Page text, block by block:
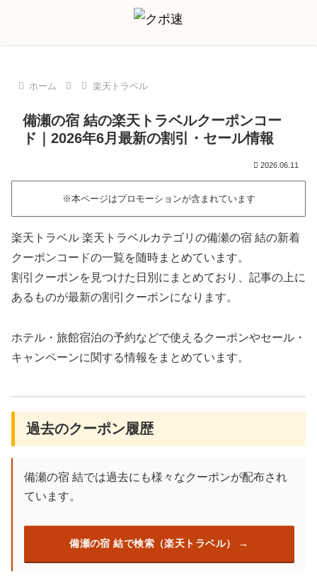
ホーム 楽天トラベル
備瀬の宿 結の楽天トラベルクーポンコー
ド｜2026年6月最新の割引・セール情報
2026.06.11
※本ページはプロモーションが含まれています
楽天トラベル 楽天トラベルカテゴリの備瀬の宿 結の新着
クーポンコードの一覧を随時まとめています。
割引クーポンを見つけた日別にまとめており、記事の上に
あるものが最新の割引クーポンになります。
ホテル・旅館宿泊の予約などで使えるクーポンやセール・
キャンペーンに関する情報をまとめています。
過去のクーポン履歴
備瀬の宿 結では過去にも様々なクーポンが配布され
ています。
備瀬の宿 結で検索（楽天トラベル）